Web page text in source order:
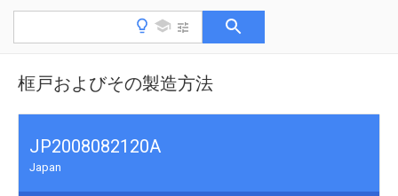
框戸およびその製造方法
JP2008082120A
Japan